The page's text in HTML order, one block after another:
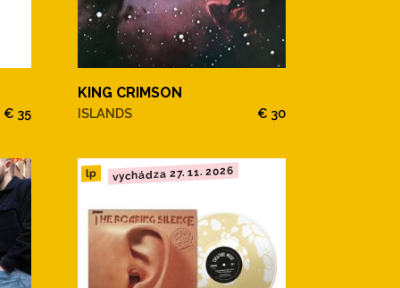
€ 35
KING CRIMSON
ISLANDS € 30
lp vychádza 27. 11. 2026